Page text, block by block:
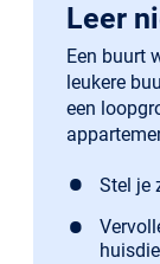
Leer
Een buurt
leukere
een
Stel je